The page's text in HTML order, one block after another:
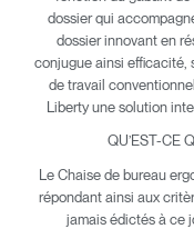
dossier qui
dossier innovant en
conjugue ainsi efficacité,
de travail
Liberty une solution
QU’EST-CE
Le Chaise de bureau
répondant ainsi aux
jamais édictés à ce